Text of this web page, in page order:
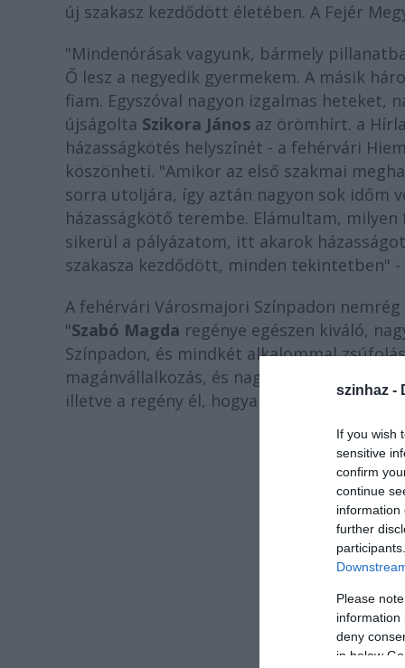
szinhaz -
If you wish
sensitive
confirm
continue
information
further
Please
information
deny
in below
új szakasz kezdődött életében. A Fejér
"Mindenórásak vagyunk, bármely
Ő lesz a negyedik gyermekem. A másik
fiam. Egyszóval nagyon izgalmas heteket,
újságolta Szikora János az örömhírt. a
házasságkötés helyszínét - a fehérvári
köszönheti. "Amikor az első szakmai
sorra utoljára, így aztán nagyon sok időm
házasságkötő terembe. Elámultam,
sikerül a pályázatom, itt akarok
szakasza kezdődött, minden tekintetben"
A fehérvári Városmajori Színpadon
"Szabó Magda regénye egészen kiváló,
Színpadon, és mindkét alkalommal
magánvállalkozás, és nagy volt a
illetve a regény él, hogyan fogadja ezt a